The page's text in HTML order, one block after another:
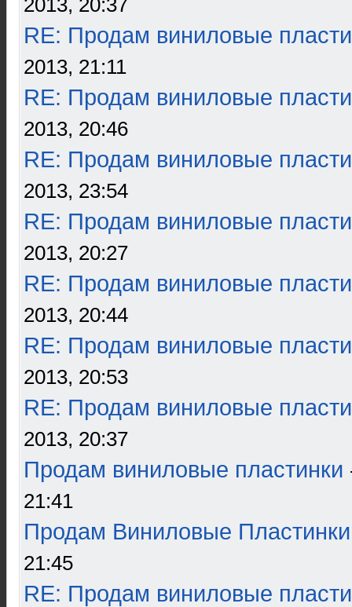
2013, 20:37
RE: Продам виниловые
2013, 21:11
RE: Продам виниловые
2013, 20:46
RE: Продам виниловые
2013, 23:54
RE: Продам виниловые
2013, 20:27
RE: Продам виниловые
2013, 20:44
RE: Продам виниловые
2013, 20:53
RE: Продам виниловые
2013, 20:37
Продам виниловые пластинки
21:41
Продам Виниловые Пластинки
21:45
RE: Продам виниловые